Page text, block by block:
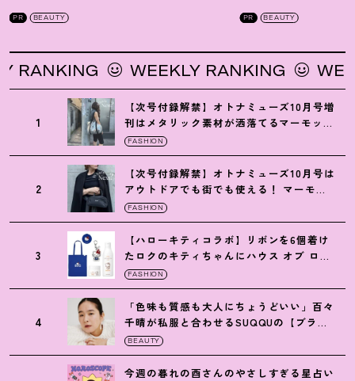
PR BEAUTY PR BEAUTY
WEEKLY RANKING WEEKLY
1
【次号付録解禁】オトナミューズ10月号増
刊はメタリック素材が洒落てるマーモット
の保冷バッグ
FASHION
2
【次号付録解禁】オトナミューズ10月号は
アウトドアでも街でも使える ！ マーモッ
トの黒ショルダー
FASHION
3
【ハローキティコラボ】リボンを6個着け
たロクのキティちゃんにハウス オブ ロー
ゼの限定パケも
FASHION
4
「色味も質感も大人にちょうどいい」百々
千晴が私服と合わせるSUQQUの【ブラー
リクイド リップ】6選
BEAUTY
今週の暮れの酉さんのやさしすぎる星占い